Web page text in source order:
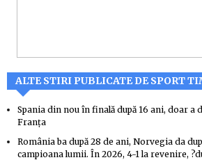
ALTE STIRI PUBLICATE DE SPORT
Spania din nou în finală după 16 ani, doar a
Franţa
România ba după 28 de ani, Norvegia da
campioana lumii. În 2026, 4-1 la revenire,